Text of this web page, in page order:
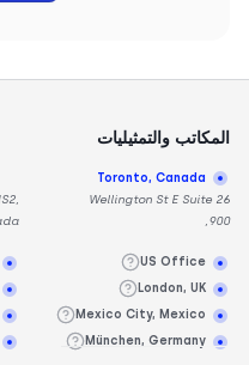
والتمثيليات
Toronto, Canada
26 Wellington St E Suite
1S2,
Canada
US Office
London, UK
Mexico City, Mexico
München, Germany